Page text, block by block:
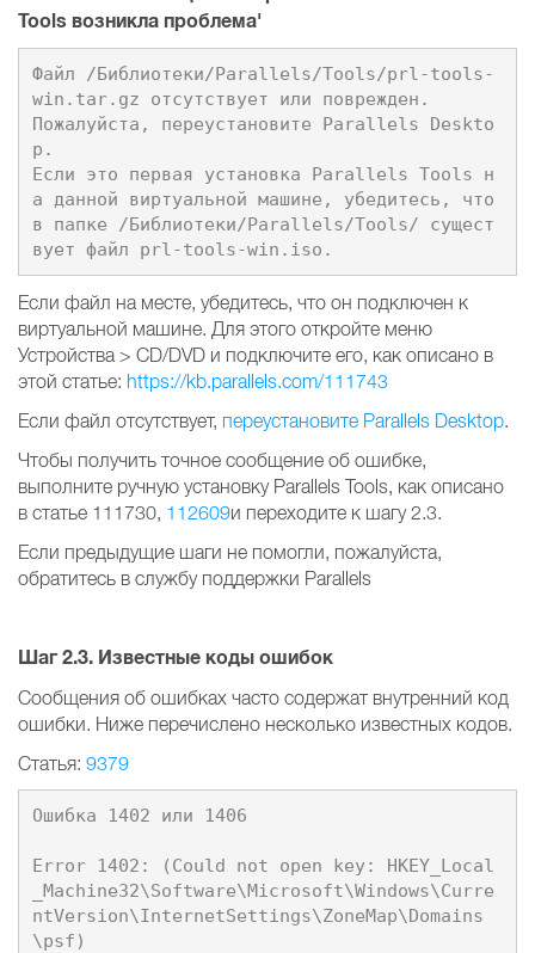
Tools возникла проблема'
Файл /Библиотеки/Parallels/Tools/prl-tools-
win.tar.gz отсутствует или поврежден.
Пожалуйста, переустановите Parallels Deskto
p.
Если это первая установка Parallels Tools н
а данной виртуальной машине, убедитесь, что
в папке /Библиотеки/Parallels/Tools/ сущест
Если файл на месте, убедитесь, что он подключен к
виртуальной машине. Для этого откройте меню
Устройства > CD/DVD и подключите его, как описано в
этой статье: https://kb.parallels.com/111743
Если файл отсутствует, переустановите Parallels Desktop.
Чтобы получить точное сообщение об ошибке,
выполните ручную установку Parallels Tools, как описано
в статье 111730, 112609и переходите к шагу 2.3.
Если предыдущие шаги не помогли, пожалуйста,
обратитесь в службу поддержки Parallels
Шаг 2.3. Известные коды ошибок
Сообщения об ошибках часто содержат внутренний код
ошибки. Ниже перечислено несколько известных кодов.
Статья: 9379
Ошибка 1402 или 1406
Error 1402: (Could not open key: HKEY_Local
_Machine32\Software\Microsoft\Windows\Curre
ntVersion\InternetSettings\ZoneMap\Domains